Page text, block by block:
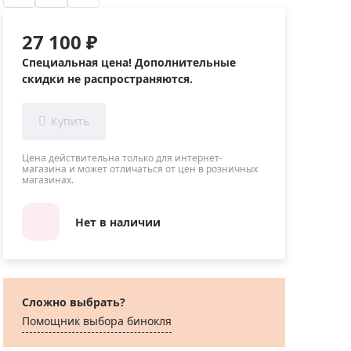
Приборы теплового контроля
Детекторы проводки
Влагомеры (датчики влажности)
Измерители параметров окружающей
Термометры кулинарные (термощупы)
Видеоэндоскопы
Теодолиты
Прочее
27 100 ₽
Специальная цена! Дополнительные
скидки не распространяются.
Цена действительна только для интернет-
магазина и может отличаться от цен в розничных
магазинах.
Нет в наличии
Сложно выбрать?
Помощник выбора бинокля